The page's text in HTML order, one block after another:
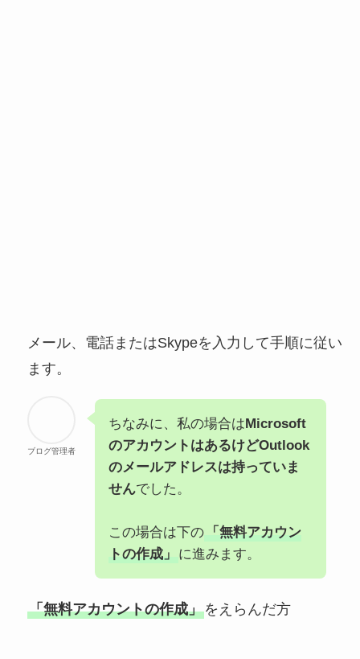
メール、電話またはSkypeを入力して手順に従い
ます。
ブログ管理者
ちなみに、私の場合は Microsoft
のアカウントはあるけどOutlook
のメールアドレスは持っていま
せんでした。
この場合は下の
「無料アカウン
トの作成」
に進みます。
「無料アカウントの作成」をえらんだ方